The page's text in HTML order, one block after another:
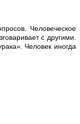
Человеческое
с другими.
Человек иногда